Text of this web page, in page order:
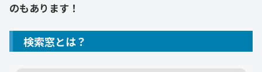
のもあります！
検索窓とは？